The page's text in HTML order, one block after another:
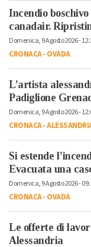
Incendio
canadair.
Domenica, 9 Agosto 2026 -
CRONACA-OVADA
L’artista
Padiglione
Domenica, 9 Agosto 2026 -
CRONACA-
Si estende
Evacuata una
Domenica, 9 Agosto 2026 -
CRONACA-OVADA
Le offerte di
Alessandria